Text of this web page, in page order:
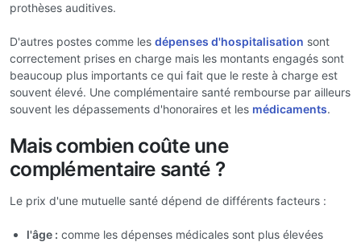
prothèses auditives.
D'autres postes comme les dépenses d'hospitalisation sont
correctement prises en charge mais les montants engagés sont
beaucoup plus importants ce qui fait que le reste à charge est
souvent élevé. Une complémentaire santé rembourse par ailleurs
souvent les dépassements d'honoraires et les médicaments.
Mais combien coûte une
complémentaire santé ?
Le prix d'une mutuelle santé dépend de différents facteurs :
l'âge : comme les dépenses médicales sont plus élevées